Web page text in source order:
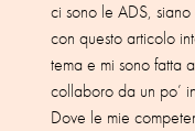
ci sono le ADS,
con questo articolo
tema e mi sono fatta
collaboro da un po’
Dove le mie